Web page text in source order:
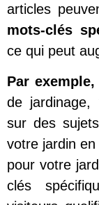
articles
mots-clés
ce qui peut
Par exemple,
de jardinage,
sur des
votre jardin
pour votre
clés